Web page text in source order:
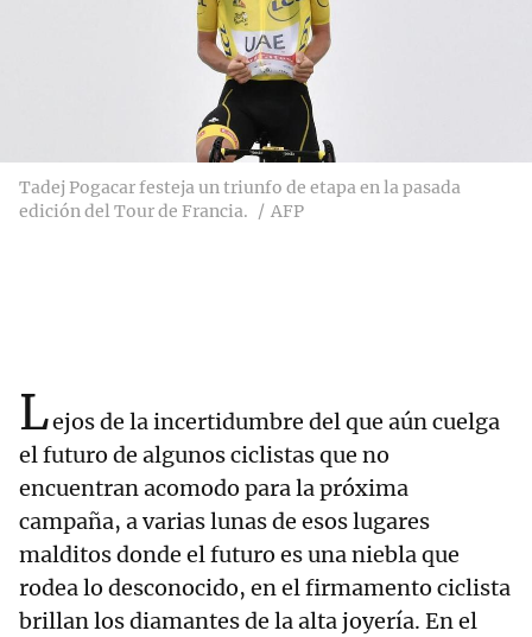
Tadej Pogacar festeja un triunfo de etapa en la pasada
edición del Tour de Francia.
AFP
Lejos de la incertidumbre del que aún cuelga
el futuro de algunos ciclistas que no
encuentran acomodo para la próxima
campaña, a varias lunas de esos lugares
malditos donde el futuro es una niebla que
rodea lo desconocido, en el firmamento ciclista
brillan los diamantes de la alta joyería. En el